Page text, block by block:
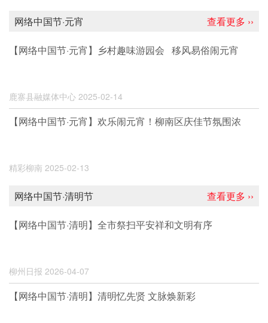
查看更多 ››
网络中国节·元宵
【网络中国节·元宵】乡村趣味游园会 移风易俗闹元宵
鹿寨县融媒体中心 2025-02-14
【网络中国节·元宵】欢乐闹元宵！柳南区庆佳节氛围浓
精彩柳南 2025-02-13
查看更多 ››
网络中国节·清明节
【网络中国节·清明】全市祭扫平安祥和文明有序
柳州日报 2026-04-07
【网络中国节·清明】清明忆先贤 文脉焕新彩